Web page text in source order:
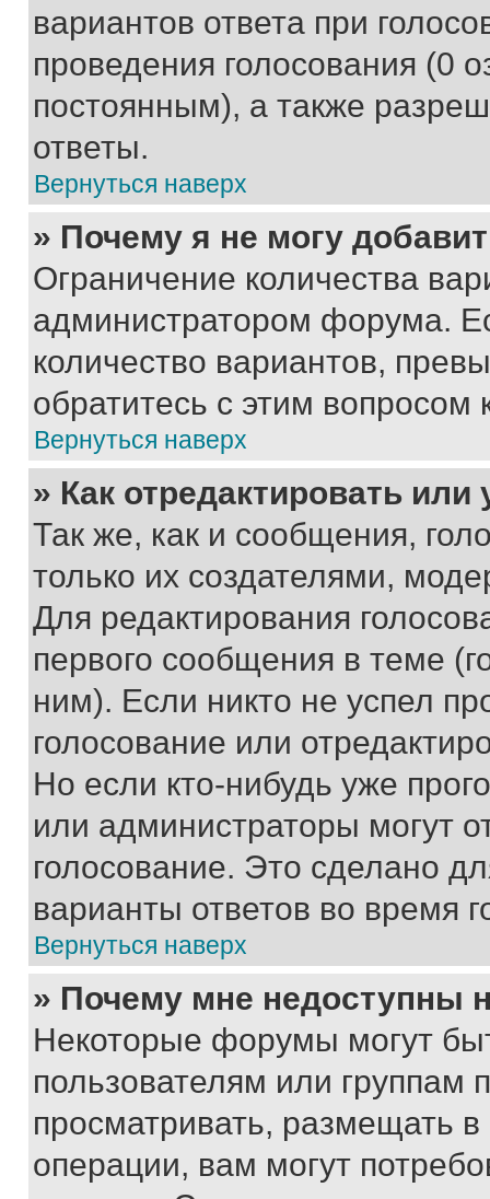
вариантов ответа при
проведения голосования (0
постоянным), а также
ответы.
Вернуться наверх
» Почему я не могу
Ограничение количества
администратором форума.
количество вариантов,
обратитесь с этим вопросом
Вернуться наверх
» Как отредактировать
Так же, как и сообщения,
только их создателями,
Для редактирования
первого сообщения в теме
ним). Если никто не успел
голосование или
Но если кто-нибудь уже
или администраторы могут
голосование. Это сделано
варианты ответов во время
Вернуться наверх
» Почему мне недоступны
Некоторые форумы могут
пользователям или группам
просматривать, размещать
операции, вам могут